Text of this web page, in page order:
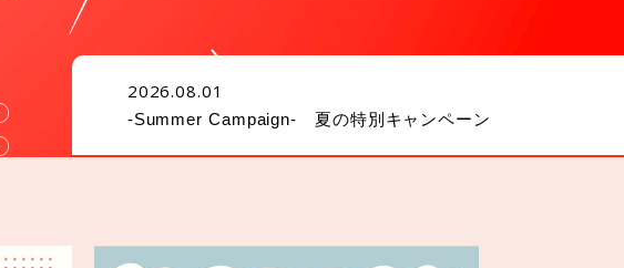
2026.08.01
-Summer Campaign- 夏の特別キャンペーン